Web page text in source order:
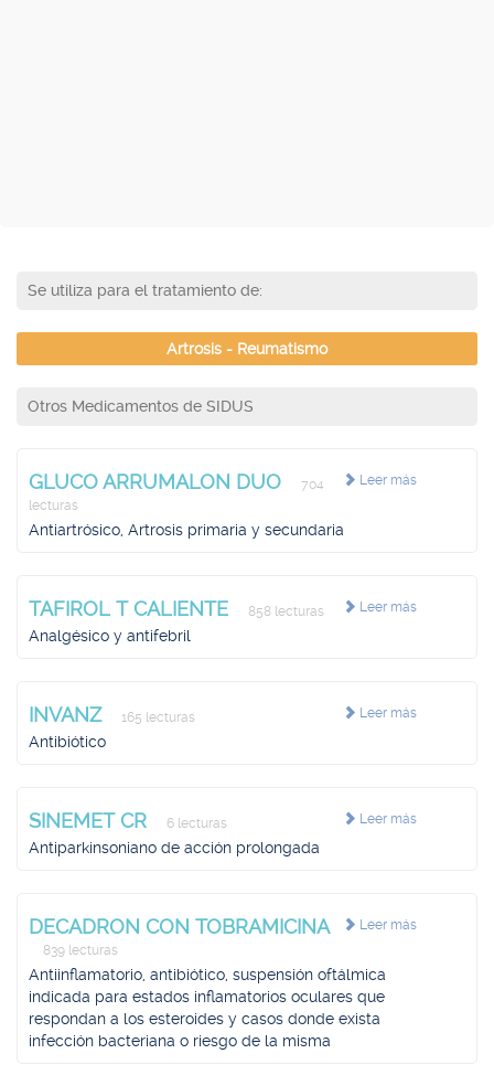
Se utiliza para el tratamiento de:
Artrosis - Reumatismo
Otros Medicamentos de SIDUS
Leer más
GLUCO ARRUMALON DUO
704
lecturas
Antiartrósico, Artrosis primaria y secundaria
Leer más
TAFIROL T CALIENTE 858 lecturas
Analgésico y antifebril
Leer más
INVANZ 165 lecturas
Antibiótico
Leer más
SINEMET CR 6 lecturas
Antiparkinsoniano de acción prolongada
Leer más
DECADRON CON TOBRAMICINA
839 lecturas
Antiinflamatorio, antibiótico, suspensión oftálmica
indicada para estados inflamatorios oculares que
respondan a los esteroides y casos donde exista
infección bacteriana o riesgo de la misma